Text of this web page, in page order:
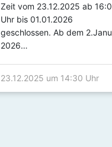
Zeit vom 23.12.2025 ab
Uhr bis 01.01.2026
geschlossen. Ab dem
2026…
23.12.2025 um 14:30 Uhr